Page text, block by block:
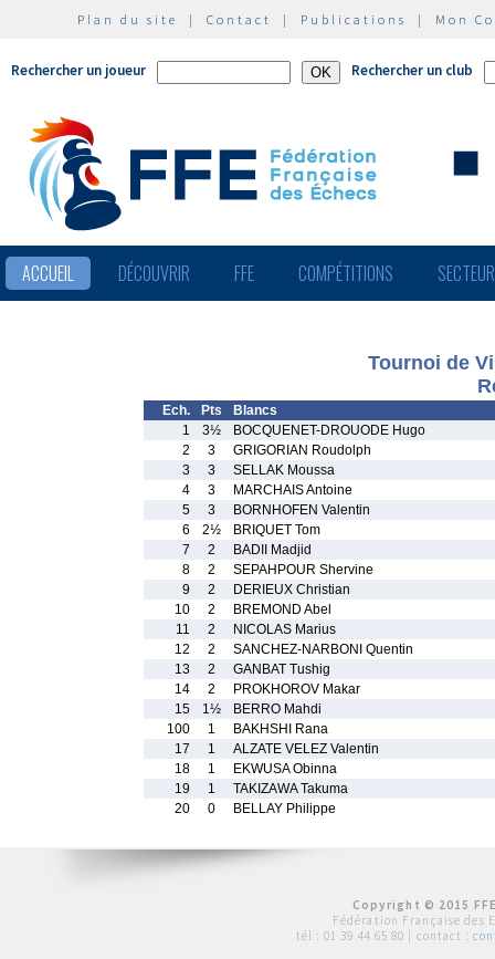
Plan du site | Contact | Publications | Mon
Rechercher un joueur Rechercher un club
ACCUEIL DÉCOUVRIR FFE COMPÉTITIONS
Tournoi de
Ech. Pts
Blancs
1
3½
BOCQUENET-DROUODE Hugo
2
3
GRIGORIAN Roudolph
3
3
SELLAK Moussa
4
3
MARCHAIS Antoine
5
3
BORNHOFEN Valentin
6
2½
BRIQUET Tom
7
2
BADII Madjid
8
2
SEPAHPOUR Shervine
9
2
DERIEUX Christian
10
2
BREMOND Abel
11
2
NICOLAS Marius
12
2
SANCHEZ-NARBONI Quentin
13
2
GANBAT Tushig
14
2
PROKHOROV Makar
15
1½
BERRO Mahdi
100
1
BAKHSHI Rana
17
1
ALZATE VELEZ Valentin
18
1
EKWUSA Obinna
19
1
TAKIZAWA Takuma
20
0 BELLAY Philippe
Copyright © 2015
Fédération Française des
tél : 01 39 44 65 80 | contact :